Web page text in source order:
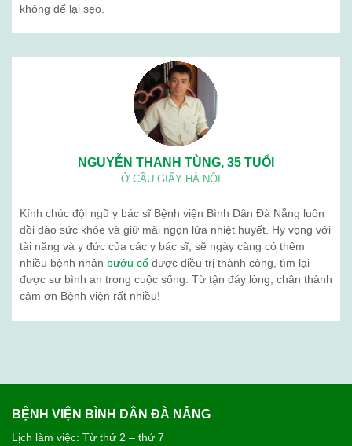
không để lại sẹo.
NGUYỄN THANH TÙNG, 35 TUỔI
Ở CẦU GIẤY HÀ NỘI...
Kính chúc đội ngũ y bác sĩ Bệnh viện Bình Dân Đà Nẵng luôn
dồi dào sức khỏe và giữ mãi ngọn lửa nhiệt huyết. Hy vọng với
tài năng và y đức của các y bác sĩ, sẽ ngày càng có thêm
nhiều bệnh nhân bướu cổ được điều trị thành công, tìm lại
được sự bình an trong cuộc sống. Từ tận đáy lòng, chân thành
cảm ơn Bệnh viện rất nhiều!
BỆNH VIỆN BÌNH DÂN ĐÀ NẴNG
Lịch làm việc: Từ thứ 2 – thứ 7